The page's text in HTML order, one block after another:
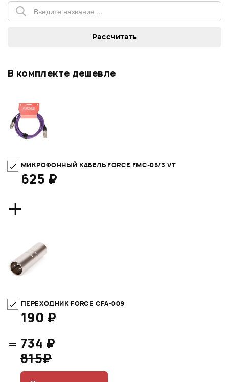
В комплекте дешевле
МИКРОФОННЫЙ КАБЕЛЬ FORCE FMC-05/3 VT
625 ₽
+
ПЕРЕХОДНИК FORCE CFA-009
190 ₽
= 734 ₽
815₽